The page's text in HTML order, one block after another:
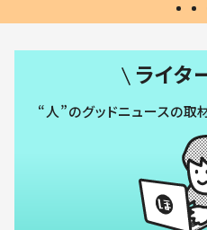
ライタ
“人”のグッドニュースの取